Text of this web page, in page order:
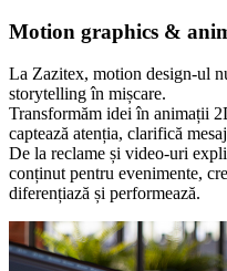
Motion graphics &
La Zazitex, motion design-ul
storytelling în mișcare.
Transformăm idei în animații
captează atenția, clarifică
De la reclame și video-uri
conținut pentru evenimente,
diferențiază și performează.